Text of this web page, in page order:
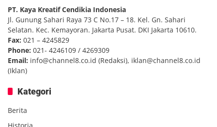
PT. Kaya Kreatif Cendikia Indonesia
Jl. Gunung Sahari Raya 73 C No.17 – 18. Kel. Gn. Sahari
Selatan. Kec. Kemayoran. Jakarta Pusat. DKI Jakarta 10610.
Fax: 021 – 4245829
Phone: 021- 4246109 / 4269309
Email: info@channel8.co.id (Redaksi), iklan@channel8.co.id
(Iklan)
Kategori
Berita